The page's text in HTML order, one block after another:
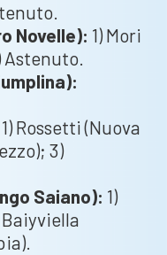
Novelle): 1) Mori
Astenuto.
1) Rossetti (Nuova
3)
Saiano): 1)